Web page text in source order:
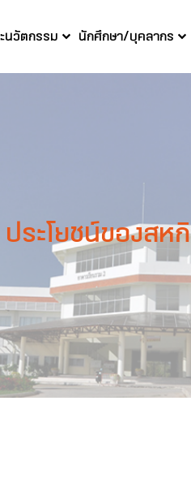
นวัตกรรม นักศึกษา/บุคลากร
ประโยชน์ของสห